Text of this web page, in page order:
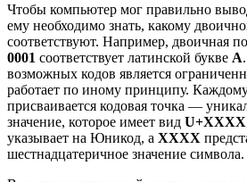
Чтобы компьютер мог правильно
ему необходимо знать, какому
соответствуют. Например, двоичная
0001 соответствует латинской букве A
возможных кодов является
работает по иному принципу.
присваивается кодовая точка —
значение, которое имеет вид U+XXXX
указывает на Юникод, а XXXX
шестнадцатеричное значение символа.